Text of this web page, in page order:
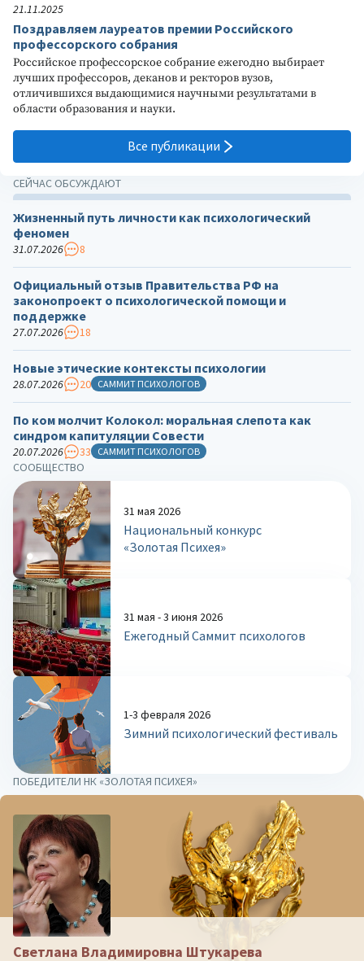
21.11.2025
Поздравляем лауреатов премии Российского
профессорского собрания
Российское профессорское собрание ежегодно выбирает
лучших профессоров, деканов и ректоров вузов,
отличившихся выдающимися научными результатами в
области образования и науки.
Все публикации
СООБЩЕСТВО
31 мая 2026
Национальный конкурс
«Золотая Психея»
31 мая - 3 июня 2026
Ежегодный Саммит психологов
1-3 февраля 2026
Зимний психологический фестиваль
СЕЙЧАС ОБСУЖДАЮТ
Жизненный путь личности как психологический
феномен
31.07.2026 8
Официальный отзыв Правительства РФ на
законопроект о психологической помощи и
поддержке
27.07.2026 18
Новые этические контексты психологии
28.07.2026 20 САММИТ ПСИХОЛОГОВ
По ком молчит Колокол: моральная слепота как
синдром капитуляции Совести
20.07.2026 33 САММИТ ПСИХОЛОГОВ
ПОБЕДИТЕЛИ НК «ЗОЛОТАЯ ПСИХЕЯ»
Светлана Владимировна Штукарева